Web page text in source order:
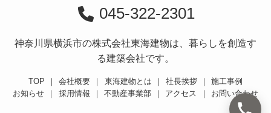
045-322-2301
神奈川県横浜市の株式会社東海建物は、暮らしを創造す
る建築会社です。
TOP ｜ 会社概要 ｜ 東海建物とは ｜ 社長挨拶 ｜
施工事例
お知らせ
｜ 採用情報 ｜ 不動産事業部 ｜ アクセス ｜ お問い合わせ